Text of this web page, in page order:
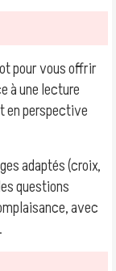
pour vous offrir
à une lecture
en perspective
adaptés (croix,
questions
avec